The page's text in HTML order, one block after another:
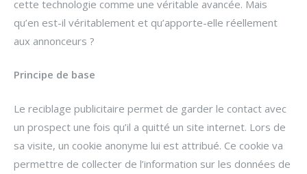
cette technologie comme une véritable avancée. Mais
qu’en est-il véritablement et qu’apporte-elle réellement
aux annonceurs ?
Principe de base
Le reciblage publicitaire permet de garder le contact avec
un prospect une fois qu’il a quitté un site internet. Lors de
sa visite, un cookie anonyme lui est attribué. Ce cookie va
permettre de collecter de l’information sur les données de